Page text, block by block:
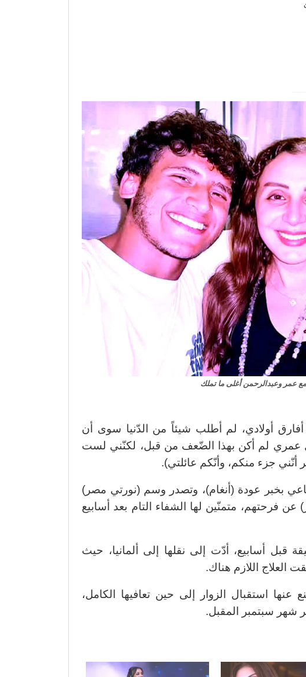
مع عمر وعبدالرحمن أغلى ما تملك
أولادي، لم أطلب شيئاً من الدّنيا سوى أن
عمري لم أكن بهذا الضّعف من قبل، لكنّني لست
جزء منكم، وأنّكم عائلتي).
بخبر عودة (أنغام)، وتصدر وسم (نورتي مصر)
فرحتهم، متمنّين لها الشفاء التام بعد أسابيع
أسابيع، أدّت إلى نقلها إلى ألمانيا، حيث
العلاج اللازم هناك.
عنها استقبال الزوار إلى حين تعافيها الكامل،
شهر سبتمبر المقبل.